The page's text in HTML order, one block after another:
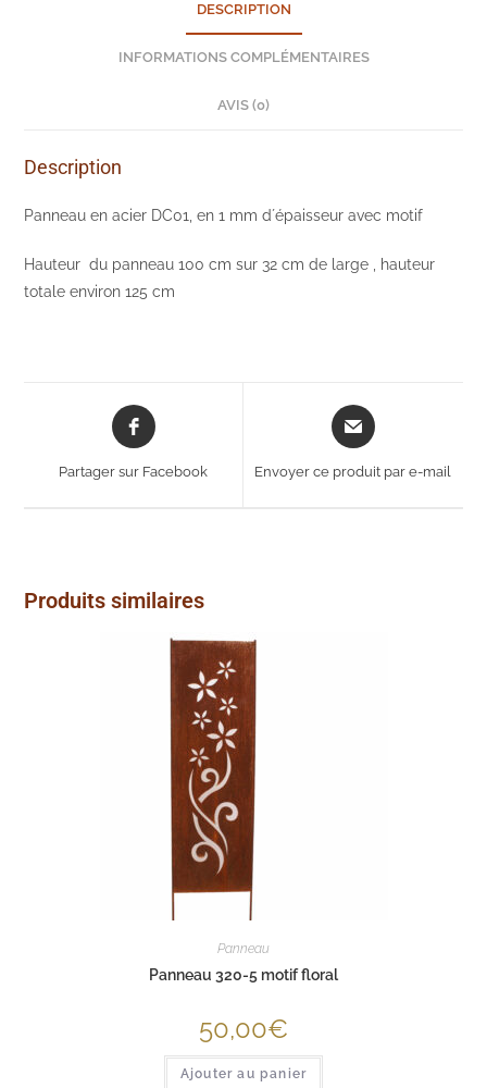
DESCRIPTION
INFORMATIONS COMPLÉMENTAIRES
AVIS (0)
Description
Panneau en acier DC01, en 1 mm d´épaisseur avec motif
Hauteur du panneau 100 cm sur 32 cm de large , hauteur
totale environ 125 cm
Opens
in
Partager sur Facebook
Opens
in
new
Envoyer ce produit par e-mail
Produits similaires
Panneau
Panneau 320-5 motif floral
50,00€
Ajouter au panier